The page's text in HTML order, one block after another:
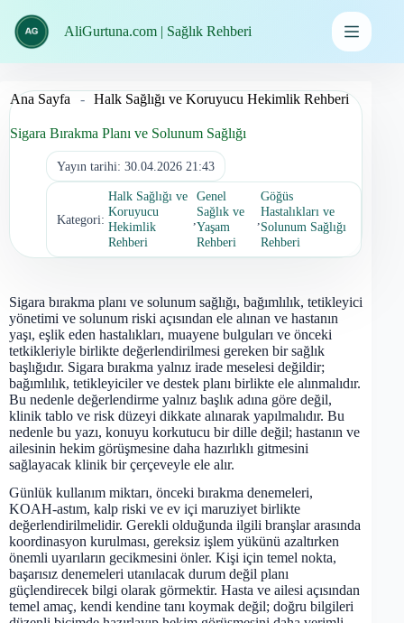
geç
AliGurtuna.com | Sağlık Rehberi
Ana Sayfa - Halk Sağlığı ve Koruyucu Hekimlik Rehberi
Sigara Bırakma Planı ve Solunum Sağlığı
Yayın tarihi: 30.04.2026 21:43
Kategori:
Halk Sağlığı ve
Koruyucu
Hekimlik
Rehberi
,
Genel
Sağlık ve
Yaşam
Rehberi
Göğüs
Hastalıkları ve
Solunum Sağlığı
Rehberi
Sigara bırakma planı ve solunum sağlığı, bağımlılık, tetikleyici
yönetimi ve solunum riski açısından ele alınan ve hastanın
yaşı, eşlik eden hastalıkları, muayene bulguları ve önceki
tetkikleriyle birlikte değerlendirilmesi gereken bir sağlık
başlığıdır. Sigara bırakma yalnız irade meselesi değildir;
bağımlılık, tetikleyiciler ve destek planı birlikte ele alınmalıdır.
Bu nedenle değerlendirme yalnız başlık adına göre değil,
klinik tablo ve risk düzeyi dikkate alınarak yapılmalıdır. Bu
nedenle bu yazı, konuyu korkutucu bir dille değil; hastanın ve
ailesinin hekim görüşmesine daha hazırlıklı gitmesini
sağlayacak klinik bir çerçeveyle ele alır.
Günlük kullanım miktarı, önceki bırakma denemeleri,
KOAH-astım, kalp riski ve ev içi maruziyet birlikte
değerlendirilmelidir. Gerekli olduğunda ilgili branşlar arasında
koordinasyon kurulması, gereksiz işlem yükünü azaltırken
önemli uyarıların gecikmesini önler. Kişi için temel nokta,
başarısız denemeleri utanılacak durum değil planı
güçlendirecek bilgi olarak görmektir. Hasta ve ailesi açısından
temel amaç, kendi kendine tanı koymak değil; doğru bilgileri